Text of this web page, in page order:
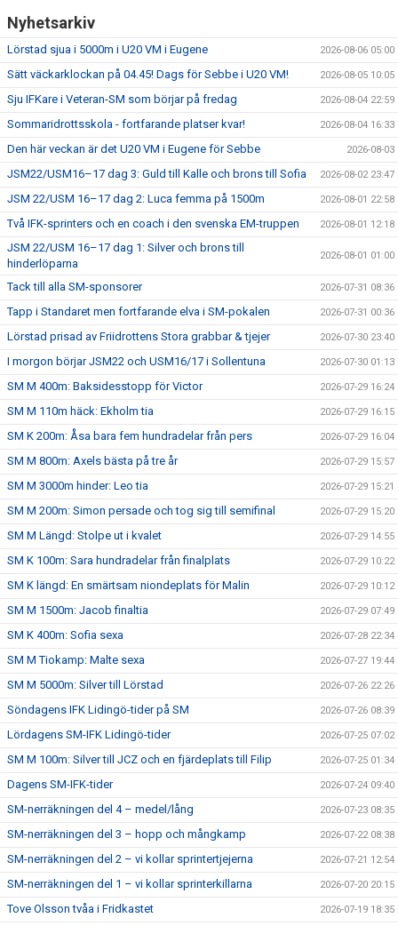
Nyhetsarkiv
Lörstad sjua i 5000m i U20 VM i Eugene 2026-08-06 05:00
Sätt väckarklockan på 04.45! Dags för Sebbe i U20 VM! 2026-08-05 10:05
Sju IFKare i Veteran-SM som börjar på fredag 2026-08-04 22:59
Sommaridrottsskola - fortfarande platser kvar! 2026-08-04 16:33
Den här veckan är det U20 VM i Eugene för Sebbe 2026-08-03
JSM22/USM16–17 dag 3: Guld till Kalle och brons till Sofia 2026-08-02 23:47
JSM 22/USM 16–17 dag 2: Luca femma på 1500m 2026-08-01 22:58
Två IFK-sprinters och en coach i den svenska EM-truppen 2026-08-01 12:18
JSM 22/USM 16–17 dag 1: Silver och brons till
hinderlöparna
2026-08-01 01:00
Tack till alla SM-sponsorer 2026-07-31 08:36
Tapp i Standaret men fortfarande elva i SM-pokalen 2026-07-31 00:36
Lörstad prisad av Friidrottens Stora grabbar & tjejer 2026-07-30 23:40
I morgon börjar JSM22 och USM16/17 i Sollentuna 2026-07-30 01:13
SM M 400m: Baksidesstopp för Victor 2026-07-29 16:24
SM M 110m häck: Ekholm tia 2026-07-29 16:15
SM K 200m: Åsa bara fem hundradelar från pers 2026-07-29 16:04
SM M 800m: Axels bästa på tre år 2026-07-29 15:57
SM M 3000m hinder: Leo tia 2026-07-29 15:21
SM M 200m: Simon persade och tog sig till semifinal 2026-07-29 15:20
SM M Längd: Stolpe ut i kvalet 2026-07-29 14:55
SM K 100m: Sara hundradelar från finalplats 2026-07-29 10:22
SM K längd: En smärtsam niondeplats för Malin 2026-07-29 10:12
SM M 1500m: Jacob finaltia 2026-07-29 07:49
SM K 400m: Sofia sexa 2026-07-28 22:34
SM M Tiokamp: Malte sexa 2026-07-27 19:44
SM M 5000m: Silver till Lörstad 2026-07-26 22:26
Söndagens IFK Lidingö-tider på SM 2026-07-26 08:39
Lördagens SM-IFK Lidingö-tider 2026-07-25 07:02
SM M 100m: Silver till JCZ och en fjärdeplats till Filip 2026-07-25 01:34
Dagens SM-IFK-tider 2026-07-24 09:40
SM-nerräkningen del 4 – medel/lång 2026-07-23 08:35
SM-nerräkningen del 3 – hopp och mångkamp 2026-07-22 08:38
SM-nerräkningen del 2 – vi kollar sprintertjejerna 2026-07-21 12:54
SM-nerräkningen del 1 – vi kollar sprinterkillarna 2026-07-20 20:15
Tove Olsson tvåa i Fridkastet 2026-07-19 18:35